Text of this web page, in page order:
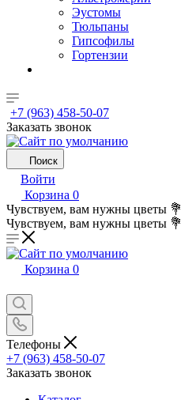
Эустомы
Тюльпаны
Гипсофилы
Гортензии
+7 (963) 458-50-07
Заказать звонок
Поиск
Войти
Корзина 0
Чувствуем, вам нужны цветы 💐
Чувствуем, вам нужны цветы 💐
Корзина 0
Телефоны
+7 (963) 458-50-07
Заказать звонок